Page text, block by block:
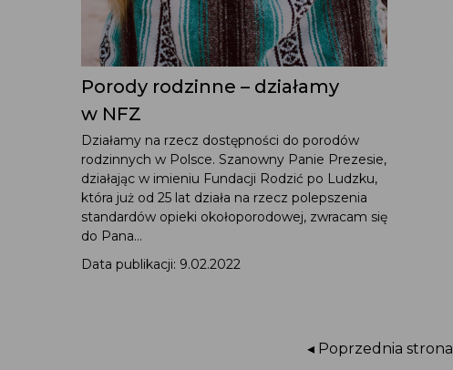
Porody rodzinne – działamy
w NFZ
Działamy na rzecz dostępności do porodów
rodzinnych w Polsce. Szanowny Panie Prezesie,
działając w imieniu Fundacji Rodzić po Ludzku,
która już od 25 lat działa na rzecz polepszenia
standardów opieki okołoporodowej, zwracam się
do Pana...
Data publikacji: 9.02.2022
◂ Poprzednia strona